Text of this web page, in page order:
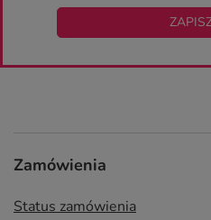
Zamówienia
Status zamówienia